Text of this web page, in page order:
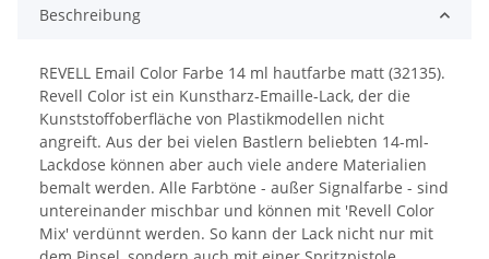
Beschreibung
REVELL Email Color Farbe 14 ml hautfarbe matt (32135).
Revell Color ist ein Kunstharz-Emaille-Lack, der die
Kunststoffoberfläche von Plastikmodellen nicht
angreift. Aus der bei vielen Bastlern beliebten 14-ml-
Lackdose können aber auch viele andere Materialien
bemalt werden. Alle Farbtöne - außer Signalfarbe - sind
untereinander mischbar und können mit 'Revell Color
Mix' verdünnt werden. So kann der Lack nicht nur mit